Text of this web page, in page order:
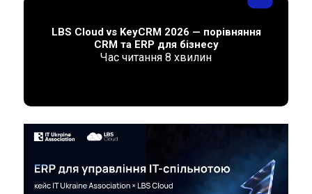
LBS Cloud vs KeyCRM 2026 — порівняння
CRM та ERP для бізнесу
Час читання 8 хвилин